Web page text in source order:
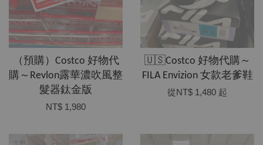
（預購）Costco 好物代
購～Revlon露華濃吹風整
髮器鈦金版
NT$ 1,980
🇺🇸Costco 好物代購～
FILA Envizion 女款老爹鞋
從NT$ 1,480 起